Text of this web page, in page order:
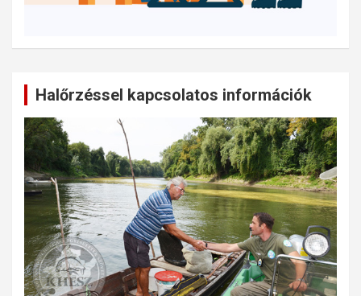
Halőrzéssel kapcsolatos információk